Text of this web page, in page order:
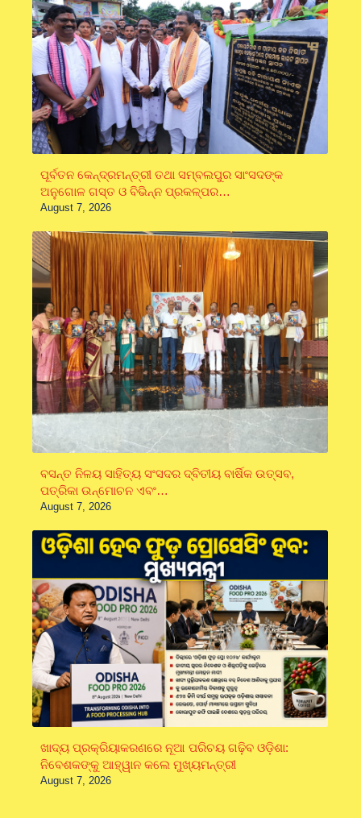
ପୂର୍ବତନ କେନ୍ଦ୍ରମନ୍ତ୍ରୀ ତଥା ସମ୍ବଲପୁର ସାଂସଦଙ୍କ
ଅନୁଗୋଳ ଗସ୍ତ ଓ ବିଭିନ୍ନ ପ୍ରକଳ୍ପର…
August 7, 2026
ବସନ୍ତ ନିଳୟ ସାହିତ୍ୟ ସଂସଦର ଦ୍ବିତୀୟ ବାର୍ଷିକ ଉତ୍ସବ,
ପତ୍ରିକା ଉନ୍ମୋଚନ ଏବଂ…
August 7, 2026
ଖାଦ୍ୟ ପ୍ରକ୍ରିୟାକରଣରେ ନୂଆ ପରିଚୟ ଗଢ଼ିବ ଓଡ଼ିଶା:
ନିବେଶକଙ୍କୁ ଆହ୍ୱାନ କଲେ ମୁଖ୍ୟମନ୍ତ୍ରୀ
August 7, 2026